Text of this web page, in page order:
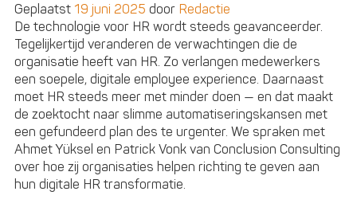
in
hand’
Geplaatst 19 juni 2025 door Redactie
De technologie voor HR wordt steeds geavanceerder.
Tegelijkertijd veranderen de verwachtingen die de
organisatie heeft van HR. Zo verlangen medewerkers
een soepele, digitale employee experience. Daarnaast
moet HR steeds meer met minder doen — en dat maakt
de zoektocht naar slimme automatiseringskansen met
een gefundeerd plan des te urgenter. We spraken met
Ahmet Yüksel en Patrick Vonk van Conclusion Consulting
over hoe zij organisaties helpen richting te geven aan
hun digitale HR transformatie.